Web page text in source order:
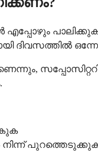
എപ്പോഴും
ദിവസത്തിൽ
നിന്ന്